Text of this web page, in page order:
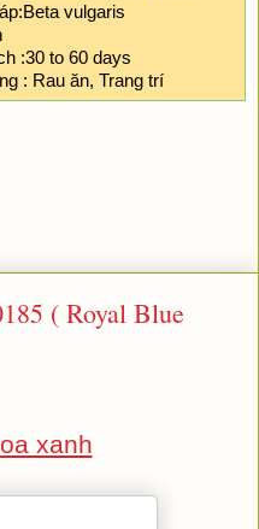
vulgaris
:30 to 60 days
: Rau ăn, Trang trí
( Royal Blue
xanh